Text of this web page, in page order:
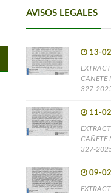
AVISOS LEGALES
13-
CAÑETE
327-
11-
CAÑETE
327-
09-